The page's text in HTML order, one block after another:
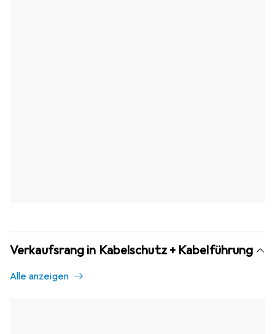
Verkaufsrang in Kabelschutz + Kabelführung
Alle anzeigen